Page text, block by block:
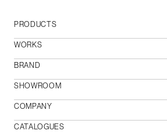
PRODUCTS
WORKS
BRAND
SHOWROOM
COMPANY
CATALOGUES